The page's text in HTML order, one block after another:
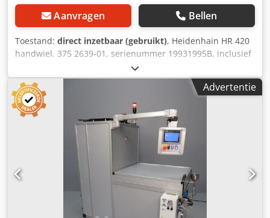
Aanvragen Bellen
Toestand: direct inzetbaar (gebruikt), Heidenhain HR 420
handwiel. 375 2639-01, serienummer 19931995B, inclusief
aansluitkabel. De kabel is gerepareerd/geïsoleerd, zie
foto's. Gebruikt, in goede staat, 100% functioneel. De
leveringsomvang is zoals weergegeven op de foto's.
Codpfozkxhljx Apdsrf
Advertentie